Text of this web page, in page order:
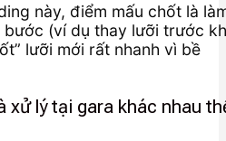
này, điểm mấu chốt là
bước (ví dụ thay lưỡi trước
lưỡi mới rất nhanh vì bề
xử lý tại gara khác nhau